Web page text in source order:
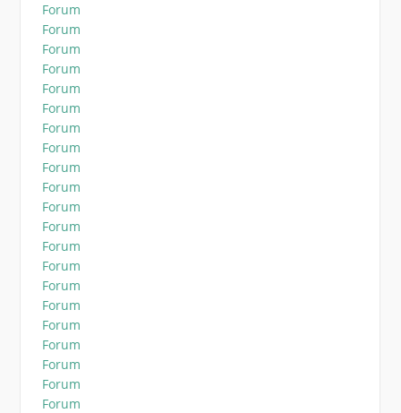
Forum
Forum
Forum
Forum
Forum
Forum
Forum
Forum
Forum
Forum
Forum
Forum
Forum
Forum
Forum
Forum
Forum
Forum
Forum
Forum
Forum